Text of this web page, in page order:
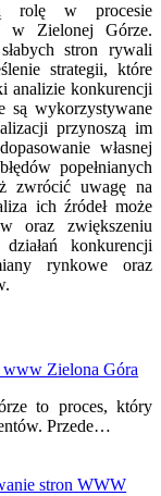
rolę w procesie
w Zielonej Górze.
stron rywali
strategii, które
analizie konkurencji
są wykorzystywane
przynoszą im
własnej
popełnianych
zwrócić uwagę na
ich źródeł może
oraz zwiększeniu
konkurencji
rynkowe oraz
www Zielona Góra
to proces, który
Przede…
stron WWW